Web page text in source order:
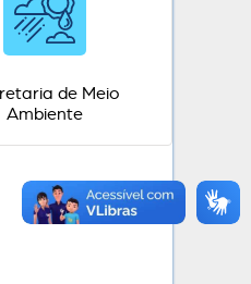
de Meio
Ambiente